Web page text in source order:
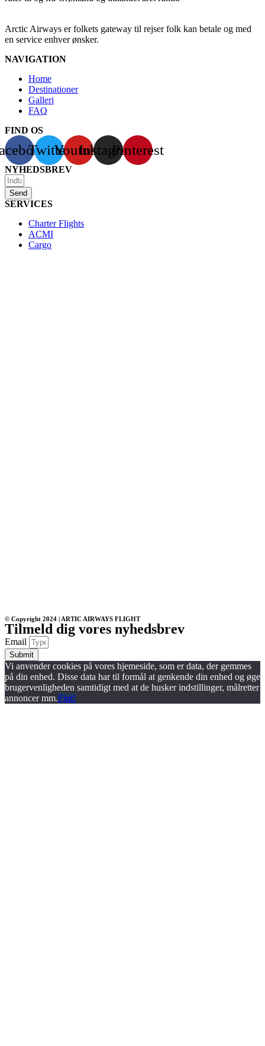
Arctic Airways er folkets gateway til rejser folk kan betale og med
en service enhver ønsker.
NAVIGATION
Home
Destinationer
Galleri
FAQ
FIND OS
TwitterYoutubeInstagramPinterest
NYHEDSBREV
Send
SERVICES
Charter Flights
ACMI
Cargo
© Copyright 2024 | ARTIC AIRWAYS FLIGHT
Tilmeld dig vores nyhedsbrev
Email
Submit
Vi anvender cookies på vores hjemeside, som er data, der gemmes
på din enhed. Disse data har til formål at genkende din enhed og øge
brugervenligheden samtidigt med at de husker indstillinger, målretter
annoncer mm.Fint!